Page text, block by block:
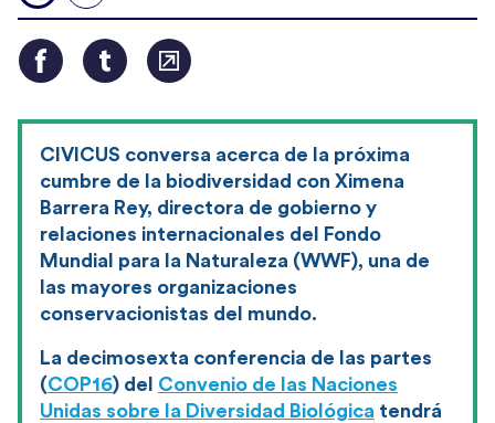
CIVICUS conversa acerca de la próxima
cumbre de la biodiversidad con Ximena
Barrera Rey, directora de gobierno y
relaciones internacionales del Fondo
Mundial para la Naturaleza (WWF), una de
las mayores organizaciones
conservacionistas del mundo.
La decimosexta conferencia de las partes
(COP16) del Convenio de las Naciones
Unidas sobre la Diversidad Biológica tendrá